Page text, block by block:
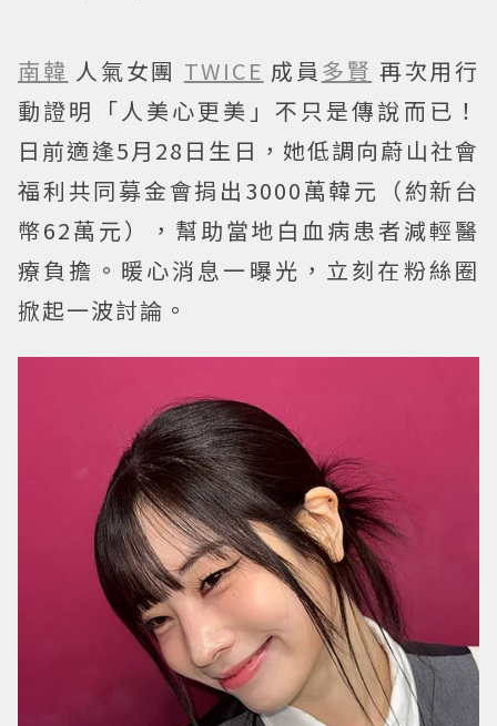
南韓 人氣女團 TWICE 成員 多賢 再次用行
動證明「人美心更美」不只是傳說而已！
日前適逢5月28日生日，她低調向蔚山社會
福利共同募金會捐出3000萬韓元（約新台
幣62萬元），幫助當地白血病患者減輕醫
療負擔。暖心消息一曝光，立刻在粉絲圈
掀起一波討論。